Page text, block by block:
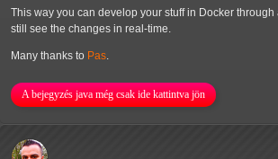
This way you can develop your stuff in Docker through
still see the changes in real-time.
Many thanks to Pas.
A bejegyzés java még csak ide kattintva jön